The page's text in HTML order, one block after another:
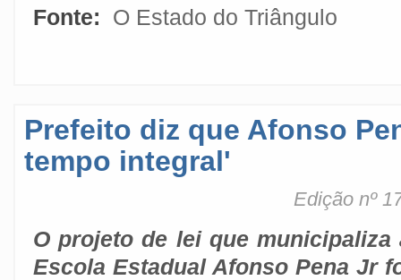
Fonte:
O Estado do Triângulo
Prefeito diz que Afonso
tempo integral'
Edição nº
O projeto de lei que municipaliza
Escola Estadual Afonso Pena Jr